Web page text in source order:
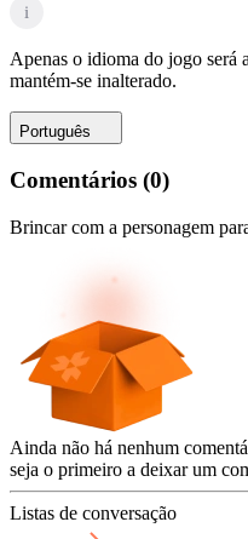
i
Apenas o idioma do jogo será
mantém-se inalterado.
Português
Comentários (0)
Brincar com a personagem
Ainda não há nenhum
seja o primeiro a deixar um
Listas de conversação